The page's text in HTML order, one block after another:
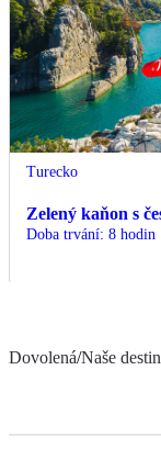
Turecko
Zelený kaňon s
Doba trvání: 8 hodin
Dovolená/Naše